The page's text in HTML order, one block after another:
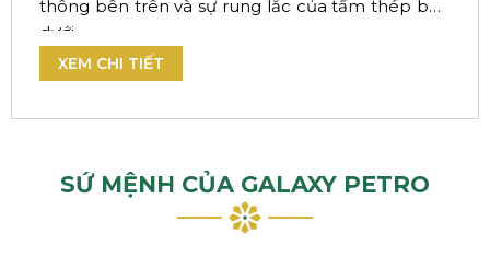
thông bên trên và sự rung lắc của tấm thép bên
dưới.
XEM CHI TIẾT
SỨ MỆNH CỦA GALAXY PETRO